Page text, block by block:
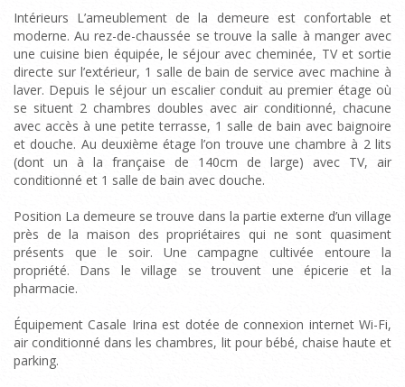
Intérieurs L’ameublement de la demeure est confortable et
moderne. Au rez-de-chaussée se trouve la salle à manger avec
une cuisine bien équipée, le séjour avec cheminée, TV et sortie
directe sur l’extérieur, 1 salle de bain de service avec machine à
laver. Depuis le séjour un escalier conduit au premier étage où
se situent 2 chambres doubles avec air conditionné, chacune
avec accès à une petite terrasse, 1 salle de bain avec baignoire
et douche. Au deuxième étage l’on trouve une chambre à 2 lits
(dont un à la française de 140cm de large) avec TV, air
conditionné et 1 salle de bain avec douche.
Position La demeure se trouve dans la partie externe d’un village
près de la maison des propriétaires qui ne sont quasiment
présents que le soir. Une campagne cultivée entoure la
propriété. Dans le village se trouvent une épicerie et la
pharmacie.
Équipement Casale Irina est dotée de connexion internet Wi-Fi,
air conditionné dans les chambres, lit pour bébé, chaise haute et
parking.